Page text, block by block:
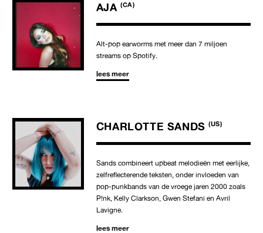
AJA (CA)
Alt-pop earworms met meer dan 7 miljoen
streams op Spotify.
lees meer
CHARLOTTE SANDS (US)
Sands combineert upbeat melodieën met eerlijke,
zelfreflecterende teksten, onder invloeden van
pop-punkbands van de vroege jaren 2000 zoals
P!nk, Kelly Clarkson, Gwen Stefani en Avril
Lavigne.
lees meer